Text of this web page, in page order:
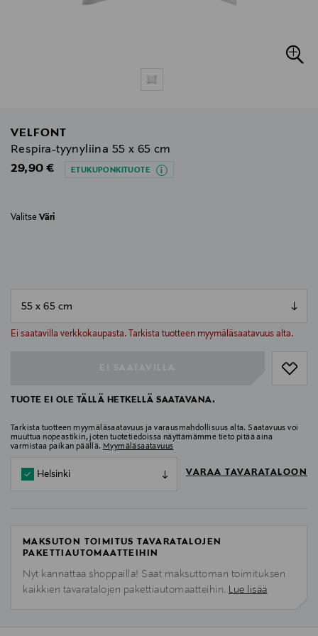
VELFONT
Respira-tyynyliina 55 x 65 cm
Original Price
29,90 € ETUKUPONKITUOTE
Valitse Väri
Ei saatavilla verkkokaupasta. Tarkista tuotteen myymäläsaatavuus alta.
null
TUOTE EI OLE TÄLLÄ HETKELLÄ SAATAVANA.
Tarkista tuotteen myymäläsaatavuus ja varausmahdollisuus alta. Saatavuus voi
muuttua nopeastikin, joten tuotetiedoissa näyttämämme tieto pitää aina
varmistaa paikan päällä. Myymäläsaatavuus
Helsinki VARAA TAVARATALOON
MAKSUTON TOIMITUS TAVARATALOJEN
PAKETTIAUTOMAATTEIHIN
Nyt kannattaa shoppailla! Saat maksuttoman toimituksen
kaikkien tavaratalojen pakettiautomaatteihin. Lue lisää